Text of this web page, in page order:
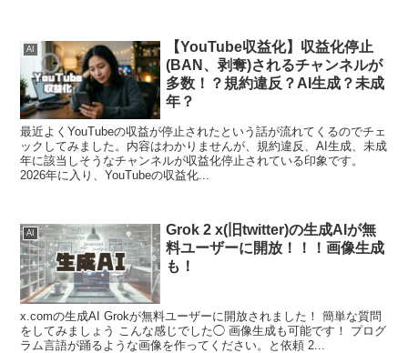
AI
【YouTube収益化】収益化停止
(BAN、剥奪)されるチャンネルが
多数！？規約違反？AI生成？未成
年？
最近よくYouTubeの収益が停止されたという話が流れてくるのでチェ
ックしてみました。内容はわかりませんが、規約違反、AI生成、未成
年に該当しそうなチャンネルが収益化停止されている印象です。
2026年に入り、YouTubeの収益化...
AI
Grok 2 x(旧twitter)の生成AIが無
料ユーザーに開放！！！画像生成
も！
x.comの生成AI Grokが無料ユーザーに開放されました！ 簡単な質問
をしてみましょう こんな感じでした◯ 画像生成も可能です！ プログ
ラム言語が踊るような画像を作ってください。と依頼 2...